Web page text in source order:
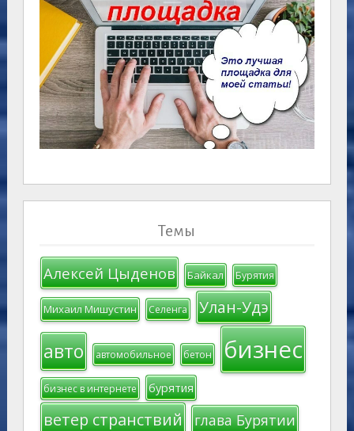
Темы
Алексей Цыденов Байкал Бурятия
Михаил Мишустин Селенга Улан-Удэ
авто автомобильное бетон бизнес
бизнес в интернете бурятия
ветер странствий глава Бурятии